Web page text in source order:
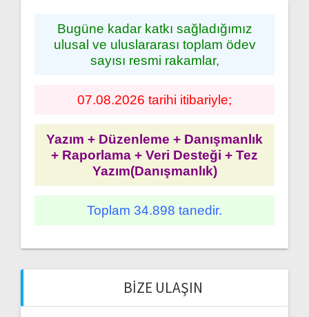
Bugüne kadar katkı sağladığımız
ulusal ve uluslararası toplam ödev
sayısı resmi rakamlar,
07.08.2026 tarihi itibariyle;
Yazım + Düzenleme + Danışmanlık
+ Raporlama + Veri Desteği + Tez
Yazım(Danışmanlık)
Toplam 34.898 tanedir.
BIZE ULAŞIN